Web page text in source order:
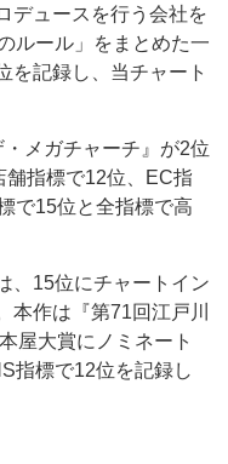
デュースを行う会社を
ルール」をまとめた一
を記録し、当チャート
メガチャーチ』が2位
指標で12位、EC指
で15位と全指標で高
、15位にチャートイン
本作は『第71回江戸川
屋大賞にノミネート
指標で12位を記録し